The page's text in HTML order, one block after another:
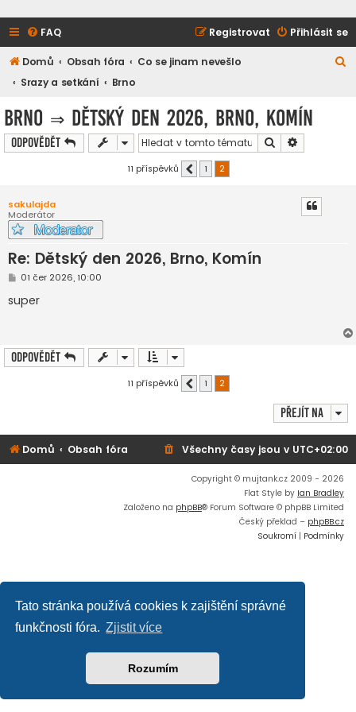
Tato stránka používá cookies k zajištění správné
funkčnosti fóra. Zjistit více
Rozumím
FAQ Přihlásit se
Registrovat
Domů Obsah fóra
Co se jinam nevešlo
Srazy a setkání
Brno
Brno ⇒ Dětský den 2026, Brno, Komín
Odpovědět Hledat
11 příspěvků Předchozí
1 2
sakulajda
Moderátor
Re: Dětský den 2026, Brno, Komín
P
í
s
e
k
01 čer 2026, 10:00
super
Odpovědět
11 příspěvků Předchozí
1 2
Přejít na
Domů Obsah fóra Všechny časy jsou v UTC+02:00
Copyright © mujtank.cz 2009 - 2026
Flat Style by Ian Bradley
Založeno na phpBB® Forum Software © phpBB Limited
Český překlad – phpBB.cz
Soukromí | Podmínky